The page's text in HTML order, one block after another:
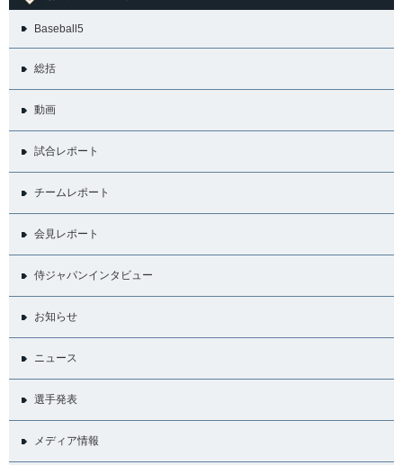
Baseball5
総括
動画
試合レポート
チームレポート
会見レポート
侍ジャパンインタビュー
お知らせ
ニュース
選手発表
メディア情報